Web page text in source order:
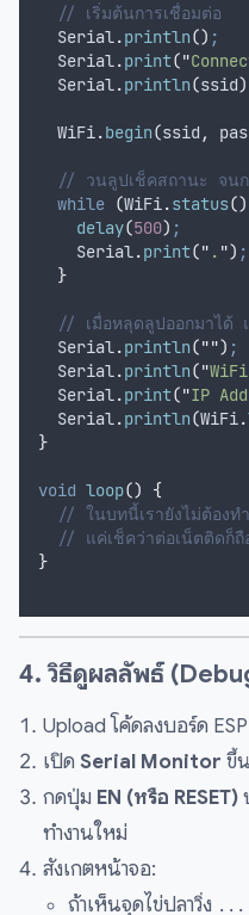
  // เริ่มต้นการเชื่อมต่อ
Serial .println() ;
Serial .print("
Serial .println(ssid)
WiFi .begin(ssid ,
// วนลูปเช็คสถานะ จน
while (WiFi .status()
delay(500) ;
Serial .print(" . ") ;
}
// เมื่อหลุดลูปออกมาได้
Serial .println("") ;
Serial .println("
Serial .print("IP
Serial .println(WiFi .
}
void loop()
{
// ในบทนี้เรายังไม่ต้องท
// แค่เช็คว่าต่อเน็ตติดก็
}
4. วิธีดูผลลัพธ์
Upload โค้ดลงบอร์ด
เปิดSerial Monitor ขึ้
กดปุ่ม EN (หรือ RESET)
ทำงานใหม่
สังเกตหน้าจอ:
ถ้าเห็นจุดไข่ปลาวิ่ง